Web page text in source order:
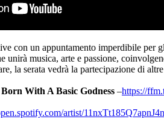
con un appuntamento imperdibile per
musica, arte e passione,
la serata vedrà la partecipazione di
Born With A Basic Godness –https://
artist/